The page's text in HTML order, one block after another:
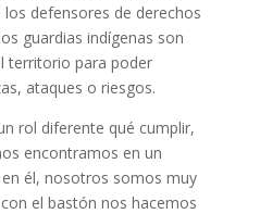
defensores de derechos
guardias indígenas son
territorio para poder
ataques o riesgos.
rol diferente qué cumplir,
encontramos en un
él, nosotros somos muy
el bastón nos hacemos